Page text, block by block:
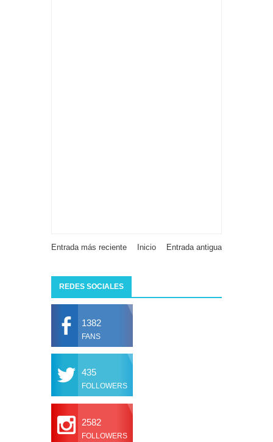
Entrada más reciente Entrada antigua
Inicio
REDES SOCIALES
1382
FANS
435
FOLLOWERS
2582
FOLLOWERS